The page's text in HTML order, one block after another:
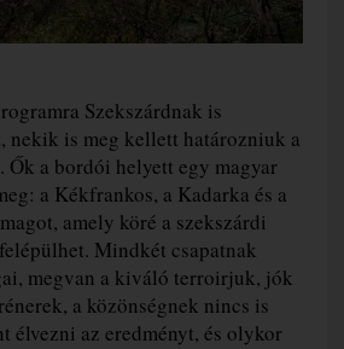
Szekszárdnak is
nekik is meg kellett határozniuk a
Ők a bordói helyett egy magyar
a Kékfrankos, a Kadarka és a
amely köré a szekszárdi
Mindkét csapatnak
megvan a kiváló terroirjuk, jók
a közönségnek nincs is
élvezni az eredményt, és olykor